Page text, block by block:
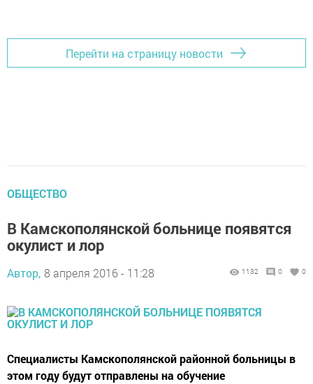
Перейти на страницу новости
ОБЩЕСТВО
В Камскополянской больнице появятся
окулист и лор
Автор, 8 апреля 2016 - 11:28 1132 0 0
Специалисты Камскополянской районной больницы в
этом году будут отправлены на обучение